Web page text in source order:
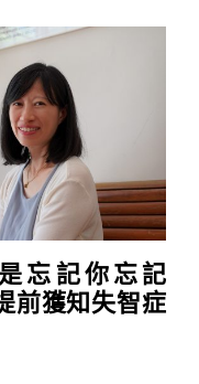
忘記你忘記
前獲知失智症